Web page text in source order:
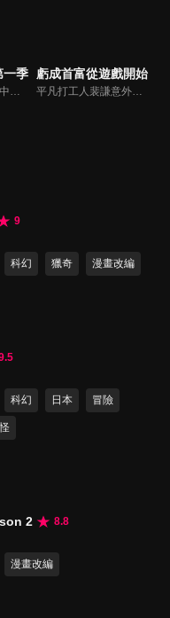
一季 虧成首富從遊戲開始
9
科幻 獵奇 漫畫改編
科幻 日本 冒險
2
8.8
漫畫改編